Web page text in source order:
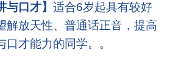
与口才】适合6岁起具有较好
解放天性、普通话正音，提高
口才能力的同学。 。